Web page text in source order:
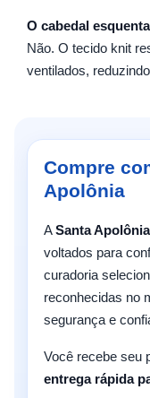
O cabedal
Não. O tecido knit
ventilados,
Compre
Apolônia
ASanta Apolônia
voltados para
curadoria
reconhecidas no
segurança e
Você recebe seu
entrega rápida